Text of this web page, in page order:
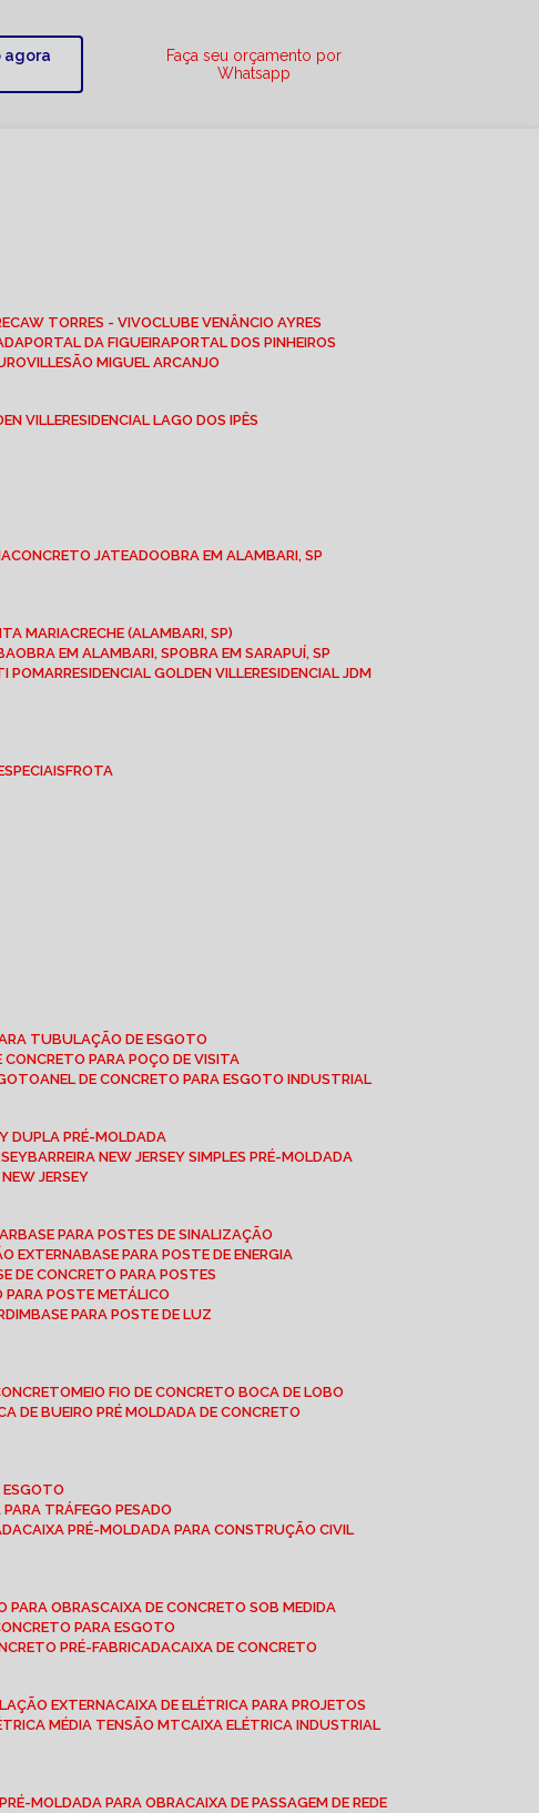
agora
Faça seu orçamento por
Whatsapp
CAW TORRES - VIVO CLUBE VENÂNCIO AYRES
PORTAL DA FIGUEIRA PORTAL DOS PINHEIROS
SÃO MIGUEL ARCANJO
VILLE RESIDENCIAL LAGO DOS IPÊS
CONCRETO JATEADO
OBRA EM ALAMBARI, SP
MARIA CRECHE (ALAMBARI, SP)
OBRA EM ALAMBARI, SP
OBRA EM SARAPUÍ, SP
POMAR RESIDENCIAL GOLDEN VILLE RESIDENCIAL JDM
ESPECIAIS FROTA
TUBULAÇÃO DE ESGOTO
CONCRETO PARA POÇO DE VISITA
ANEL DE CONCRETO PARA ESGOTO INDUSTRIAL
DUPLA PRÉ-MOLDADA
BARREIRA NEW JERSEY SIMPLES PRÉ-MOLDADA
NEW JERSEY
BASE PARA POSTES DE SINALIZAÇÃO
EXTERNA
BASE PARA POSTE DE ENERGIA
DE CONCRETO PARA POSTES
PARA POSTE METÁLICO
BASE PARA POSTE DE LUZ
MEIO FIO DE CONCRETO BOCA DE LOBO
DE BUEIRO PRÉ MOLDADA DE CONCRETO
ESGOTO
PARA TRÁFEGO PESADO
CAIXA PRÉ-MOLDADA PARA CONSTRUÇÃO CIVIL
PARA OBRAS
CAIXA DE CONCRETO SOB MEDIDA
PARA ESGOTO
PRÉ-FABRICADA
CAIXA DE CONCRETO
EXTERNA CAIXA DE ELÉTRICA PARA PROJETOS
MÉDIA TENSÃO MT
CAIXA ELÉTRICA INDUSTRIAL
PRÉ-MOLDADA PARA OBRA CAIXA DE PASSAGEM DE REDE